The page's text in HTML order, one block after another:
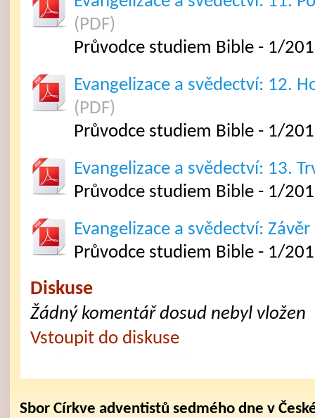
(PDF)
Průvodce studiem Bible - 1/
Evangelizace a svědectví: 12.
(PDF)
Průvodce studiem Bible - 1/
Evangelizace a svědectví: 13.
Průvodce studiem Bible - 1/
Evangelizace a svědectví: Závěr
Průvodce studiem Bible - 1/
Diskuse
Žádný komentář dosud nebyl vložen
Vstoupit do diskuse
Sbor Církve adventistů sedmého dne v